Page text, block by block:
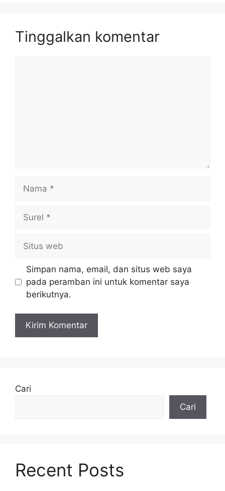
Tinggalkan komentar
web
Simpan nama, email, dan situs web saya
pada peramban ini untuk komentar saya
berikutnya.
Cari
Cari
Recent Posts